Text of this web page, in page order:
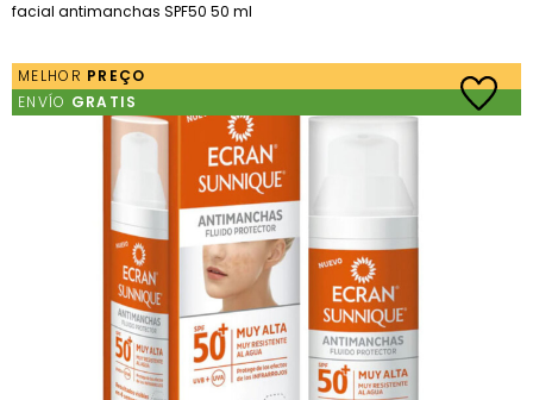
facial antimanchas SPF50 50 ml
MELHOR PREÇO
ENVÍO GRATIS